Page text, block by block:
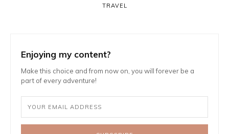
TRAVEL
Enjoying my content?
Make this choice and from now on, you will forever be a
part of every adventure!